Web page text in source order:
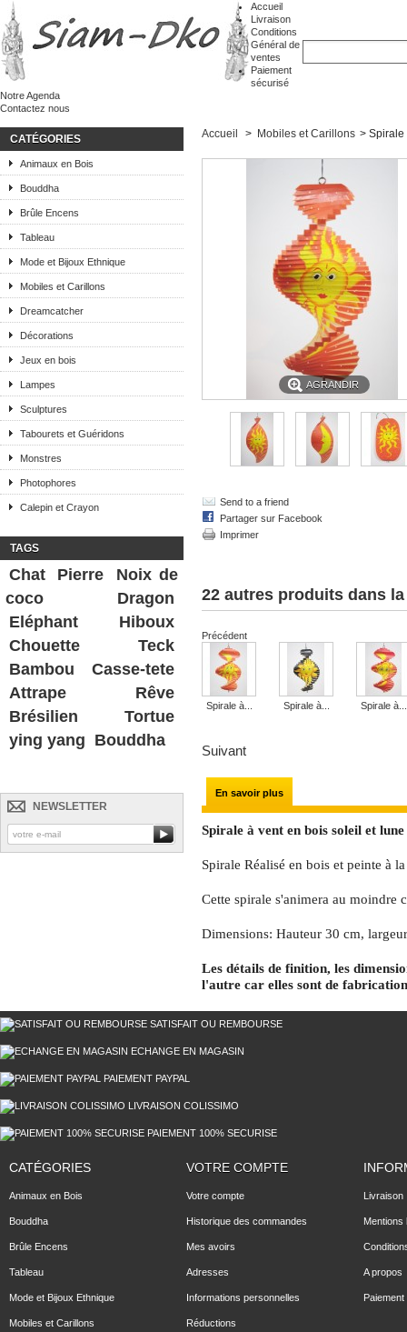
Accueil
Livraison
Conditions
Général de
ventes
Paiement
sécurisé
Notre Agenda
Contactez nous
CATÉGORIES
Animaux en Bois
Bouddha
Brûle Encens
Tableau
Mode et Bijoux Ethnique
Mobiles et Carillons
Dreamcatcher
Décorations
Jeux en bois
Lampes
Sculptures
Tabourets et Guéridons
Monstres
Photophores
Calepin et Crayon
TAGS
Chat Pierre
Noix de
coco
Dragon
Eléphant
Hiboux
Chouette
Teck
Bambou
Casse-tete
Attrape Rêve
Brésilien
Tortue
ying yang Bouddha
NEWSLETTER
Accueil > Mobiles et Carillons > Spirale
AGRANDIR
Send to a friend
Partager sur Facebook
Imprimer
22 autres produits dans
Précédent
Spirale à... Spirale à... Spirale à...
Suivant
En savoir plus
Spirale à vent en bois soleil et
Spirale Réalisé en bois et peinte à
Cette spirale s'animera au moindre
Dimensions: Hauteur 30 cm,
Les détails de finition, les
l'autre car elles sont de
SATISFAIT OU REMBOURSE
ECHANGE EN MAGASIN
PAIEMENT PAYPAL
LIVRAISON COLISSIMO
PAIEMENT 100% SECURISE
CATÉGORIES
Animaux en Bois
Bouddha
Brûle Encens
Tableau
Mode et Bijoux Ethnique
Mobiles et Carillons
VOTRE COMPTE
Votre compte
Historique des commandes
Mes avoirs
Adresses
Informations personnelles
Réductions
Livraison
Mentions
A propos